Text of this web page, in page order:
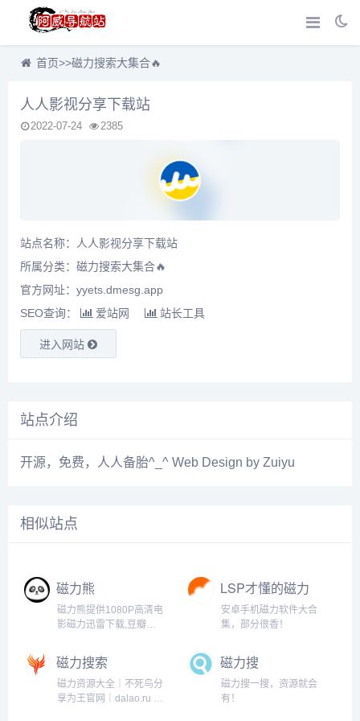
首页>>磁力搜索大集合🔥
人人影视分享下载站
2022-07-24 2385
站点名称：人人影视分享下载站
所属分类： 磁力搜索大集合🔥
官方网址：yyets.dmesg.app
SEO查询：
爱站网 站长工具
进入网站
站点介绍
开源，免费，人人备胎^_^ Web Design by Zuiyu
相似站点
磁力熊
磁力熊提供1080P高清电
影磁力迅雷下载,豆瓣
1080P高清磁力下载。
LSP才懂的磁力
工具
安卓手机磁力软件大合
集，部分很香！
磁力搜索
磁力资源大全｜不死鸟分
享为王官网｜dalao.ru 大
磁力搜
磁力搜一搜，资源就会
有！